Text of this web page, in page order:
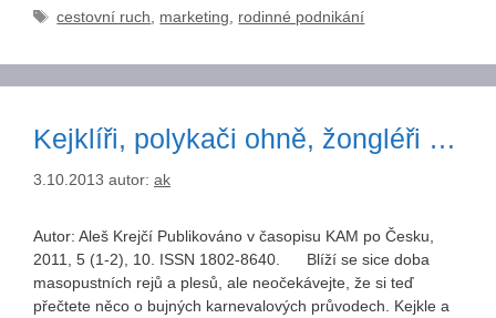
Štítky
cestovní ruch, marketing, rodinné podnikání
Kejklíři, polykači ohně, žongléři …
3.10.2013 autor: ak
Autor: Aleš Krejčí Publikováno v časopisu KAM po Česku,
2011, 5 (1-2), 10. ISSN 1802-8640. Blíží se sice doba
masopustních rejů a plesů, ale neočekávejte, že si teď
přečtete něco o bujných karnevalových průvodech. Kejkle a